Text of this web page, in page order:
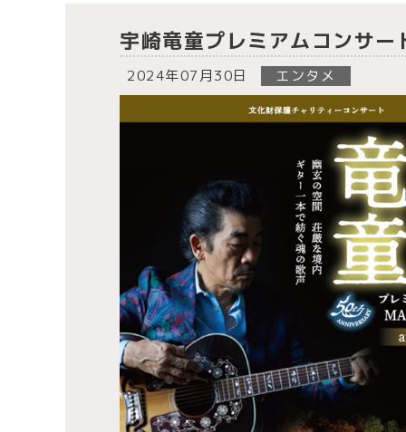
宇崎竜童プレミアムコンサー
2024年07月30日 エンタメ